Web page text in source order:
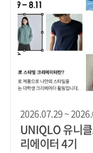
2026.07.29 ~
UNIQLO 유니
리에이터 4기